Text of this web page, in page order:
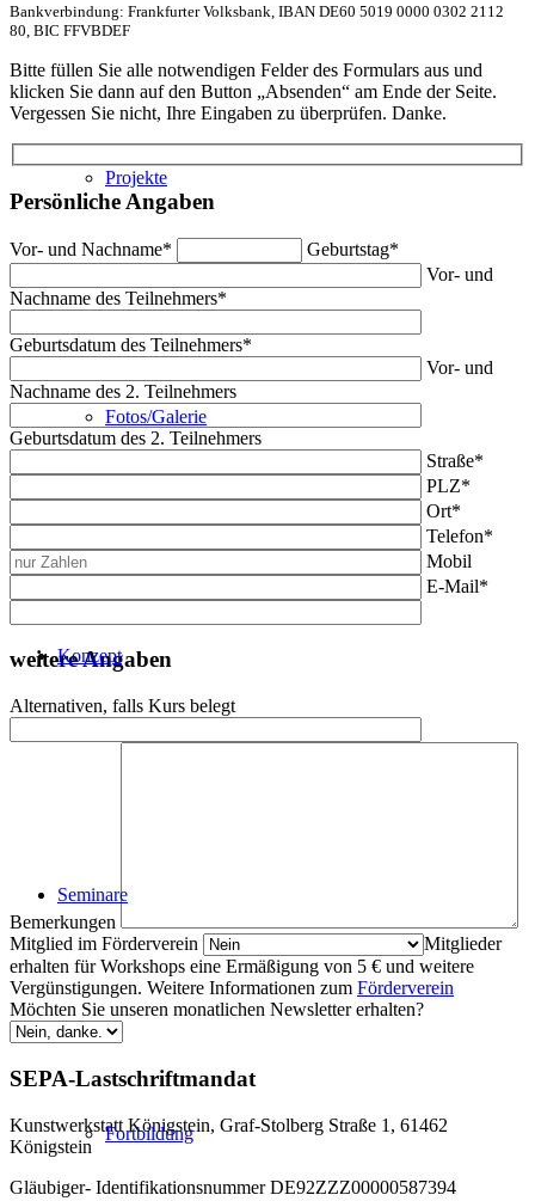
Projekte
Fotos/Galerie
Konzept
Seminare
Fortbildung
Bankverbindung: Frankfurter Volksbank, IBAN DE60 5019 0000 0302 2112
80, BIC FFVBDEF
Bitte füllen Sie alle notwendigen Felder des Formulars aus und
klicken Sie dann auf den Button „Absenden“ am Ende der Seite.
Vergessen Sie nicht, Ihre Eingaben zu überprüfen. Danke.
Persönliche Angaben
Vor- und Nachname*
Geburtstag*
Vor- und
Nachname des Teilnehmers*
Geburtsdatum des Teilnehmers*
Vor- und
Nachname des 2. Teilnehmers
Geburtsdatum des 2. Teilnehmers
Straße*
PLZ*
Ort*
Telefon*
Mobil
E-Mail*
weitere Angaben
Alternativen, falls Kurs belegt
Bemerkungen
Mitglied im Förderverein
Mitglieder
erhalten für Workshops eine Ermäßigung von 5 € und weitere
Vergünstigungen. Weitere Informationen zum Förderverein
Möchten Sie unseren monatlichen Newsletter erhalten?
SEPA-Lastschriftmandat
Kunstwerkstatt Königstein, Graf-Stolberg Straße 1, 61462
Königstein
Gläubiger- Identifikationsnummer DE92ZZZ00000587394